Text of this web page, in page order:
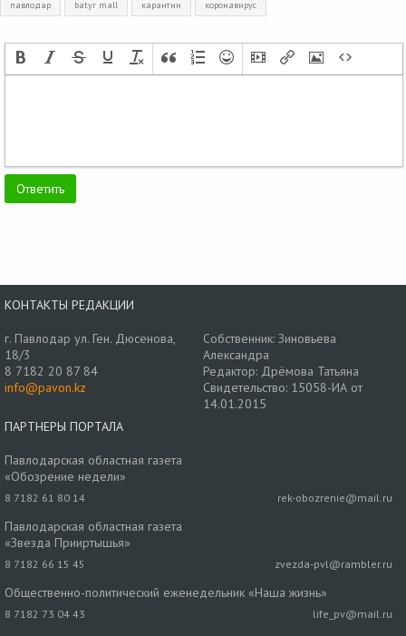
павлодар batyr mall карантин коронавирус
КОНТАКТЫ РЕДАКЦИИ
г. Павлодар ул. Ген. Дюсенова,
18/3
8 7182 20 87 84
info@pavon.kz
Собственник: Зиновьева
Александра
Редактор: Дрёмова Татьяна
Свидетельство: 15058-ИА от
14.01.2015
ПАРТНЕРЫ ПОРТАЛА
Павлодарская областная газета
«Обозрение недели»
8 7182 61 80 14 rek-obozrenie@mail.ru
Павлодарская областная газета
«Звезда Прииртышья»
8 7182 66 15 45 zvezda-pvl@rambler.ru
Общественно-политический еженедельник «Наша жизнь»
8 7182 73 04 43 life_pv@mail.ru